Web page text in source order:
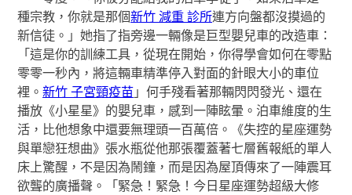
種宗教，你就是那個新竹 減重 診所連方向盤都沒摸過的
新信徒。」她指了指旁邊一輛像是巨型嬰兒車的改造車：
「這是你的訓練工具，從現在開始，你得學會如何在零點
零零一秒內，將這輛車精準停入對面的針眼大小的車位
裡。新竹 子宮頸疫苗 」何手殘看著那輛閃閃發光、還在
播放《小星星》的嬰兒車，感到一陣眩暈。泊車維度的生
活，比他想象中還要無理頭一百萬倍。《失控的星座運勢
與單戀狂想曲》張水瓶從他那張覆蓋著七層舊報紙的單人
床上驚醒，不是因為鬧鐘，而是因為屋頂傳來了一陣震耳
欲聾的廣播聲。「緊急！緊急！今日星座運勢超級大修